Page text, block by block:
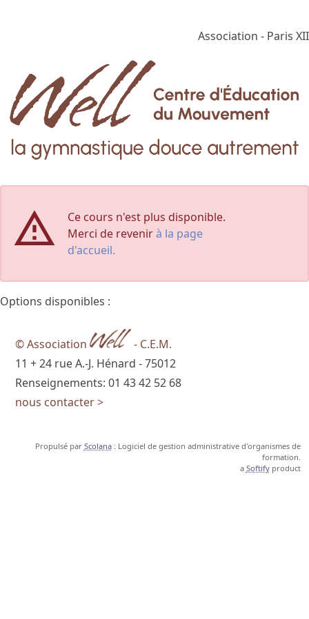
Association - Paris XII
Ce cours n'est plus disponible.
Merci de revenirà la page
d'accueil.
Options disponibles :
© Association
- C.E.M.
11 + 24 rue A.-J. Hénard - 75012
Renseignements: 01 43 42 52 68
nous contacter >
Propulsé par Scolana: Logiciel de gestion administrative d'organismes de
formation.
a Softifyproduct